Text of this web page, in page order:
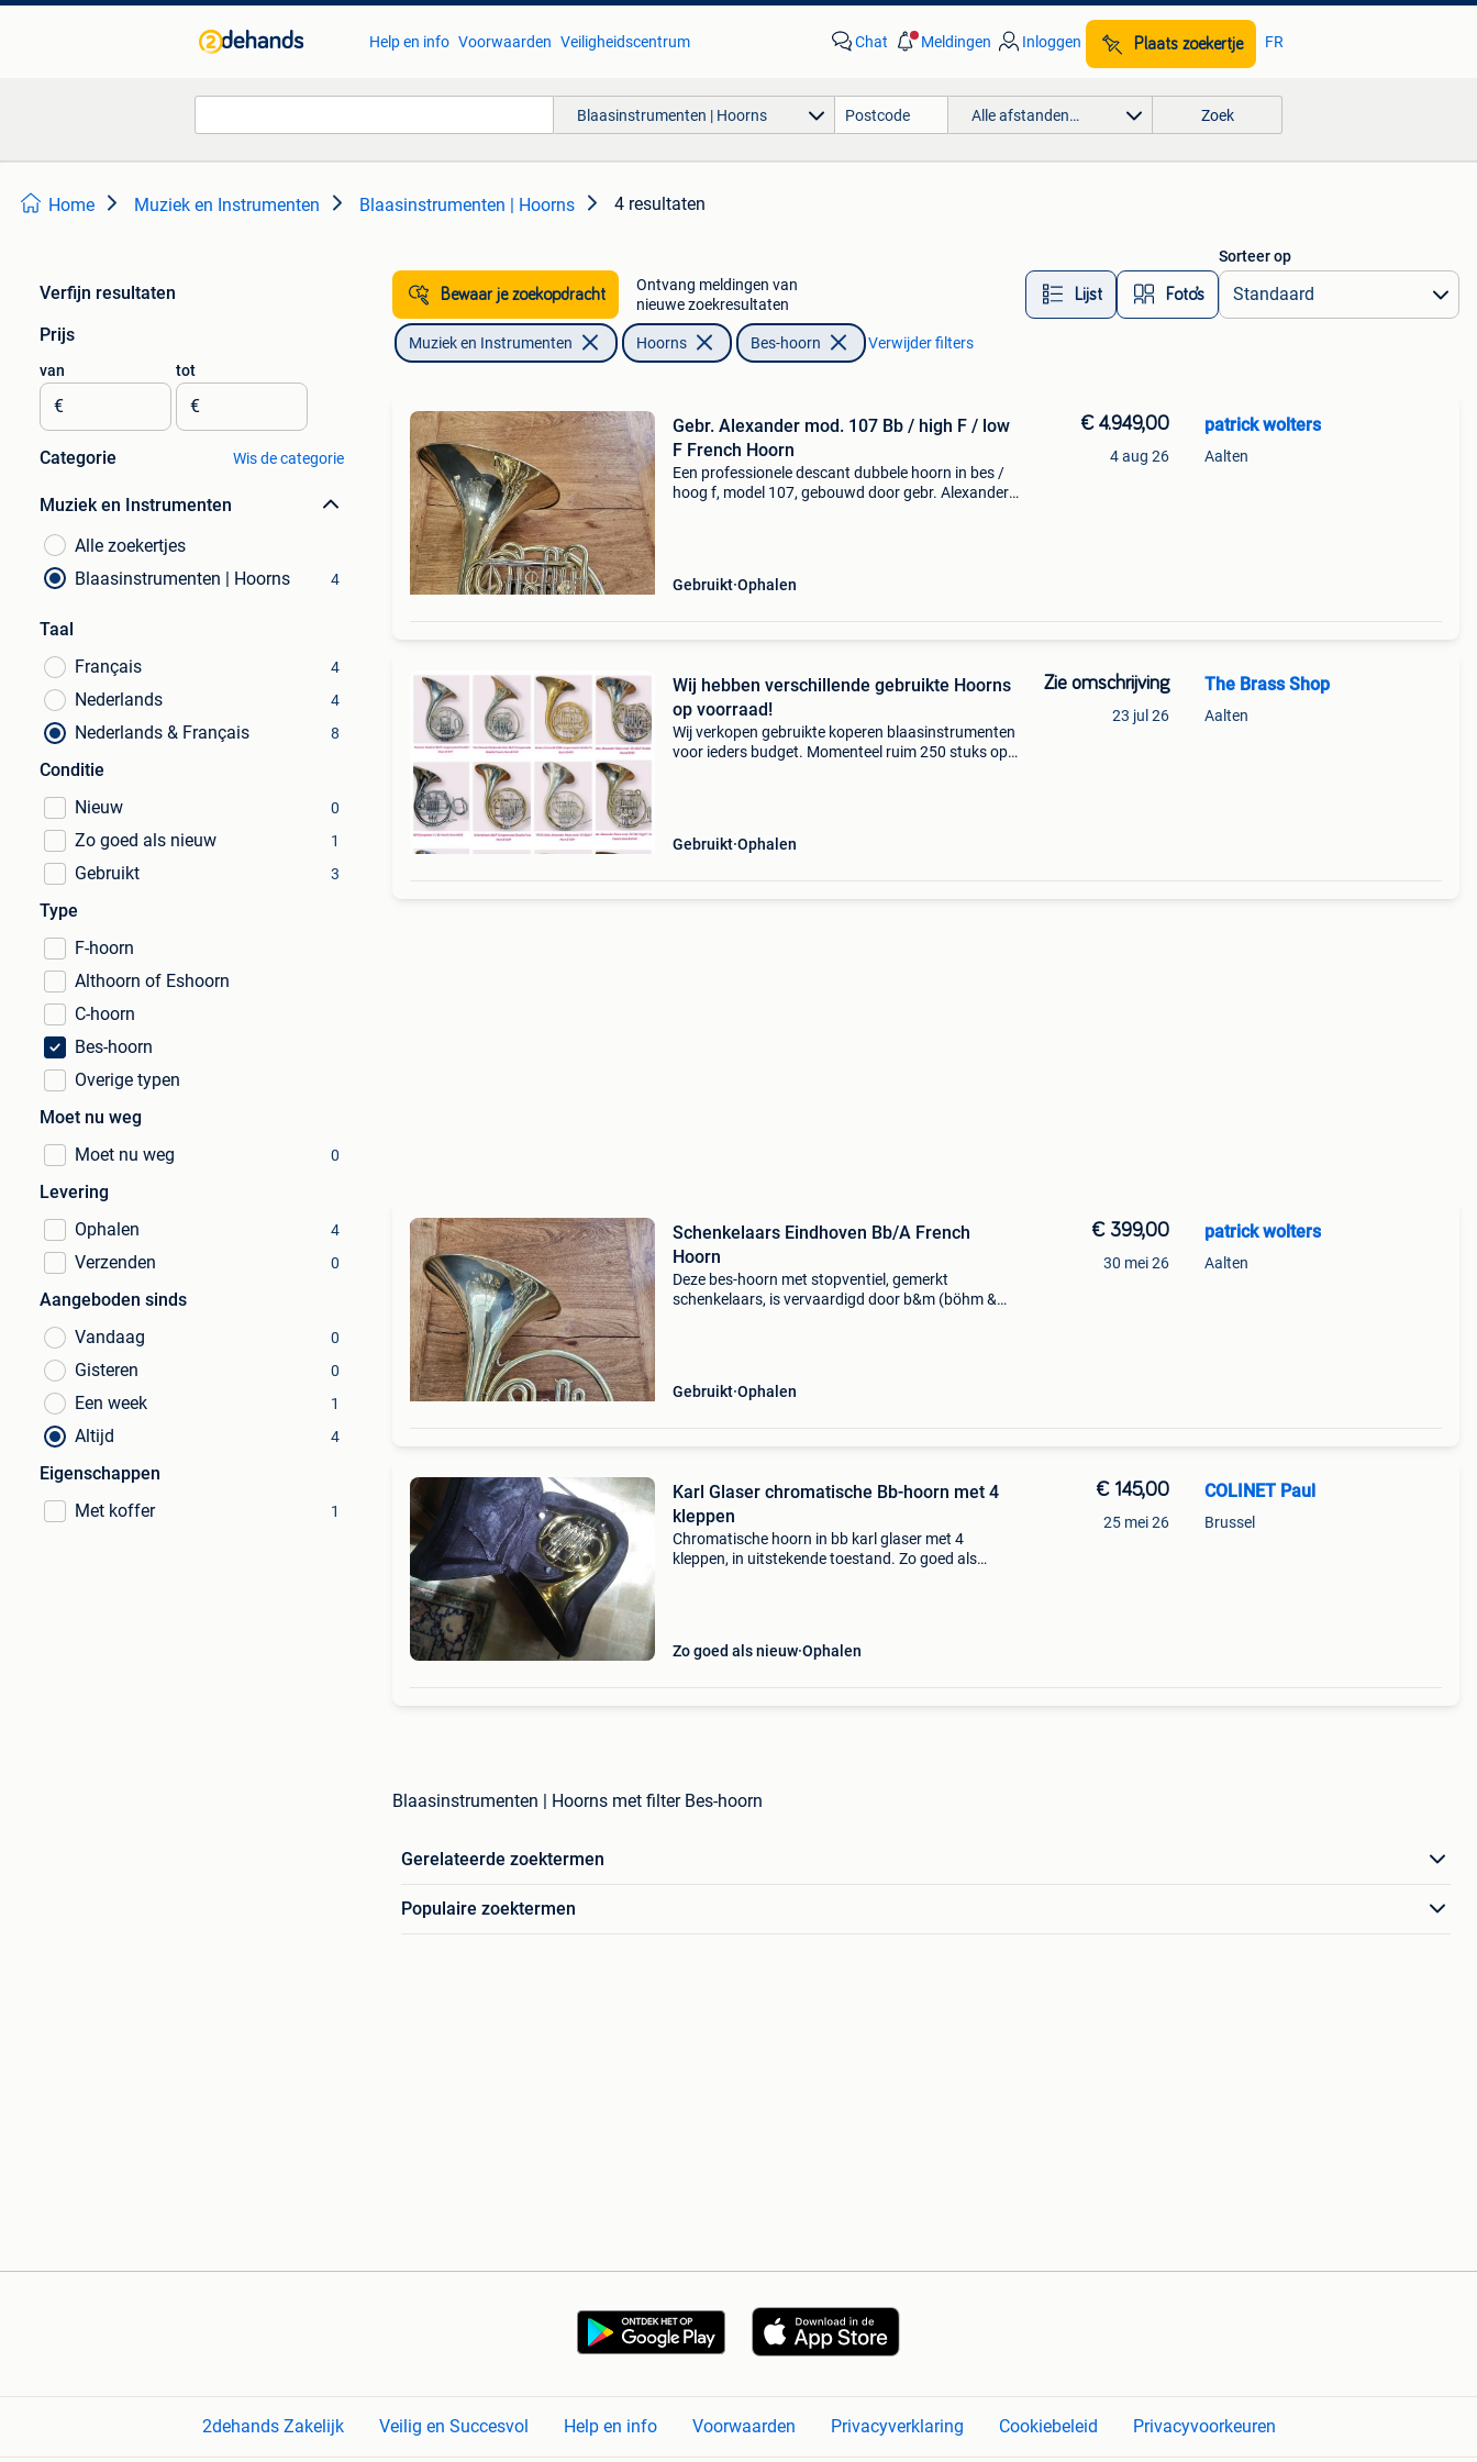
Help en info Voorwaarden Veiligheidscentrum Chat Meldingen Inloggen Plaats zoekertje FR
Blaasinstrumenten | Hoorns Alle afstanden… Zoek
Home Muziek en Instrumenten Blaasinstrumenten | Hoorns 4 resultaten
Verfijn resultaten
Prijs
van
€
tot
€
Categorie Wis de categorie
Muziek en Instrumenten
Alle zoekertjes
Blaasinstrumenten | Hoorns
4
Taal
Français
4
Nederlands 4
Nederlands & Français 8
Conditie
Nieuw
0
Zo goed als nieuw 1
Gebruikt 3
Type
F-hoorn
Althoorn of Eshoorn
C-hoorn
Bes-hoorn
Overige typen
Moet nu weg
Moet nu weg
0
Levering
Ophalen
4
Verzenden 0
Aangeboden sinds
Vandaag
0
Gisteren 0
Een week 1
Altijd 4
Eigenschappen
Met koffer
1
Bewaar je zoekopdracht
Ontvang meldingen van
nieuwe zoekresultaten
Lijst Foto’s
Sorteer op
Muziek en Instrumenten Hoorns Bes-hoorn Verwijder filters
Gebr. Alexander mod. 107 Bb / high F / low
F French Hoorn
Een professionele descant dubbele hoorn in bes /
hoog f, model 107, gebouwd door gebr. Alexander
Gebruikt Ophalen
€ 4.949,00
4 aug 26
patrick wolters
Aalten
Wij hebben verschillende gebruikte Hoorns
op voorraad!
Wij verkopen gebruikte koperen blaasinstrumenten
voor ieders budget. Momenteel ruim 250 stuks op
Gebruikt Ophalen
Zie omschrijving
23 jul 26
The Brass Shop
Aalten
Schenkelaars Eindhoven Bb/A French
Hoorn
Deze bes-hoorn met stopventiel, gemerkt
schenkelaars, is vervaardigd door b&m (böhm &
Gebruikt Ophalen
€ 399,00
30 mei 26
patrick wolters
Aalten
Karl Glaser chromatische Bb-hoorn met 4
kleppen
Chromatische hoorn in bb karl glaser met 4
kleppen, in uitstekende toestand. Zo goed als
Zo goed als nieuw Ophalen
€ 145,00
25 mei 26
COLINET Paul
Brussel
Blaasinstrumenten | Hoorns met filter Bes-hoorn
Gerelateerde zoektermen
Populaire zoektermen
2dehands Zakelijk Veilig en Succesvol Help en info Voorwaarden Privacyverklaring Cookiebeleid Privacyvoorkeuren